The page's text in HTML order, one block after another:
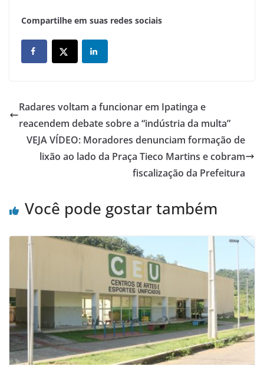
Compartilhe em suas redes sociais
Radares voltam a funcionar em Ipatinga e
reacendem debate sobre a “indústria da multa”
VEJA VÍDEO: Moradores denunciam formação de
lixão ao lado da Praça Tieco Martins e cobram
fiscalização da Prefeitura
Você pode gostar também